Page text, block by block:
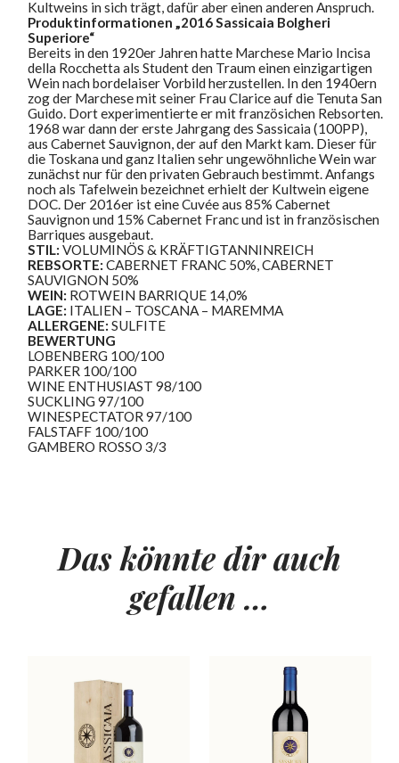
Kultweins in sich trägt, dafür aber einen anderen Anspruch.
Produktinformationen „2016 Sassicaia Bolgheri
Superiore“
Bereits in den 1920er Jahren hatte Marchese Mario Incisa
della Rocchetta als Student den Traum einen einzigartigen
Wein nach bordelaiser Vorbild herzustellen. In den 1940ern
zog der Marchese mit seiner Frau Clarice auf die Tenuta San
Guido. Dort experimentierte er mit französichen Rebsorten.
1968 war dann der erste Jahrgang des Sassicaia (100PP),
aus Cabernet Sauvignon, der auf den Markt kam. Dieser für
die Toskana und ganz Italien sehr ungewöhnliche Wein war
zunächst nur für den privaten Gebrauch bestimmt. Anfangs
noch als Tafelwein bezeichnet erhielt der Kultwein eigene
DOC. Der 2016er ist eine Cuvée aus 85% Cabernet
Sauvignon und 15% Cabernet Franc und ist in französischen
Barriques ausgebaut.
STIL:VOLUMINÖS & KRÄFTIGTANNINREICH
REBSORTE:CABERNET FRANC 50%, CABERNET
SAUVIGNON 50%
WEIN: ROTWEIN BARRIQUE 14,0%
LAGE: ITALIEN – TOSCANA – MAREMMA
ALLERGENE:SULFITE
BEWERTUNG
LOBENBERG 100/100
PARKER 100/100
WINE ENTHUSIAST 98/100
SUCKLING 97/100
WINESPECTATOR 97/100
FALSTAFF 100/100
GAMBERO ROSSO 3/3
Das könnte dir auch
gefallen …